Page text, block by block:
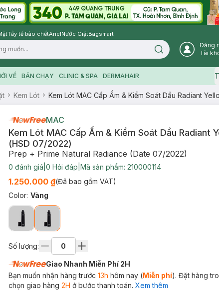
Tẩy tế bào chếtArielNước GiặtBagsmart
Search icon
Đăng
Tài
VỀ BÁN CHẠY CLINIC & SPA DERMAHAIR
Kem Lót Kem Lót MAC Cấp Ẩm & Kiểm Soát Dầu Radiant
MAC
Kem Lót MAC Cấp Ẩm & Kiểm Soát Dầu Radiant
(HSD 07/2022)
Prep + Prime Natural Radiance (Date 07/2022)
0 đánh giá 0 Hỏi đáp Mã sản phẩm: 210000114
1.250.000 ₫(Đã bao gồm VAT)
Color: Vàng
Số lượng:
Giao Nhanh Miễn Phí 2H
Bạn muốn nhận hàng trước 13h hôm nay (Miễn phí). Đặt hàng
chọn giao hàng 2H ở bước thanh toán. Xem thêm